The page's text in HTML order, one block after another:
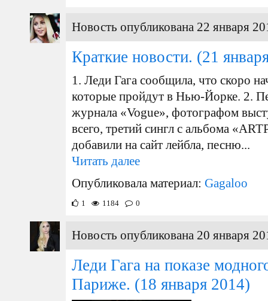
Новость опубликована 22 января
Краткие новости. (21
1. Леди Гага сообщила, что скоро
которые пройдут в Нью-Йорке. 2.
журнала «Vogue», фотографом
всего, третий сингл с альбома
добавили на сайт лейбла, песню...
Читать далее
Опубликовала материал: Gagaloo
1 1184 0
Новость опубликована 20 января
Леди Гага на показе
Париже. (18 января 2014)